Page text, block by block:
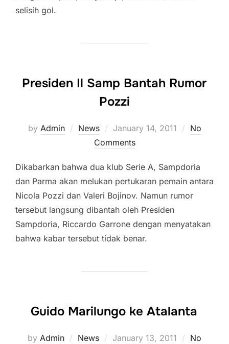
selisih gol.
Presiden Il Samp Bantah Rumor
Pozzi
by Admin News
Posted
on
January 14, 2011
No
Comments
Dikabarkan bahwa dua klub Serie A, Sampdoria
dan Parma akan melukan pertukaran pemain antara
Nicola Pozzi dan Valeri Bojinov. Namun rumor
tersebut langsung dibantah oleh Presiden
Sampdoria, Riccardo Garrone dengan menyatakan
bahwa kabar tersebut tidak benar.
Guido Marilungo ke Atalanta
by Admin News Posted
January 13, 2011 No